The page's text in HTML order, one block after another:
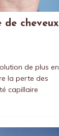
de cheveux
de plus en
la perte des
capillaire